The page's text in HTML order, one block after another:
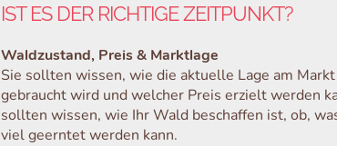
IST ES DER RICHTIGE ZEITPUNKT?
Waldzustand, Preis & Marktlage
Sie sollten wissen, wie die aktuelle Lage am
gebraucht wird und welcher Preis erzielt werden
sollten wissen, wie Ihr Wald beschaffen ist, ob,
viel geerntet werden kann.